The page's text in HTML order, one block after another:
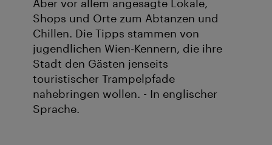
Aber vor allem angesagte Lokale,
Shops und Orte zum Abtanzen und
Chillen. Die Tipps stammen von
jugendlichen Wien-Kennern, die ihre
Stadt den Gästen jenseits
touristischer Trampelpfade
nahebringen wollen. - In englischer
Sprache.